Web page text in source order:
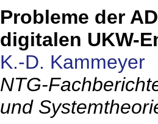
Probleme der
digitalen UKW-
K.-D. Kammeyer
NTG-
und